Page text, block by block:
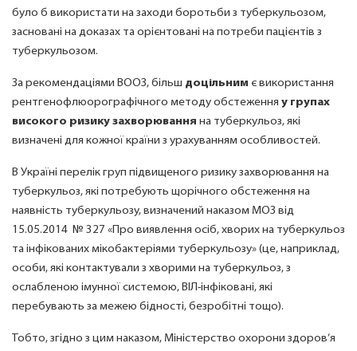
було б використати на заходи боротьби з туберкульозом,
засновані на доказах та орієнтовані на потреби пацієнтів з
туберкульозом.
За рекомендаціями ВООЗ, більш доцільним є використання
рентгенофлюорографічного методу обстеження у групах
високого ризику захворювання на туберкульоз, які
визначені для кожної країни з урахуванням особливостей.
В Україні перелік груп підвищеного ризику захворювання на
туберкульоз, які потребують щорічного обстеження на
наявність туберкульозу, визначений наказом МОЗ від
15.05.2014 № 327 «Про виявлення осіб, хворих на туберкульоз
та інфікованих мікобактеріями туберкульозу» (це, наприклад,
особи, які контактували з хворими на туберкульоз, з
ослабленою імунної системою, ВІЛ-інфіковані, які
перебувають за межею бідності, безробітні тощо).
Тобто, згідно з цим наказом, Міністерство охорони здоров’я